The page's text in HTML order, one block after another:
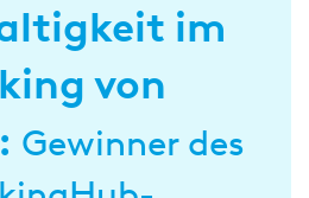
im
von
Gewinner des